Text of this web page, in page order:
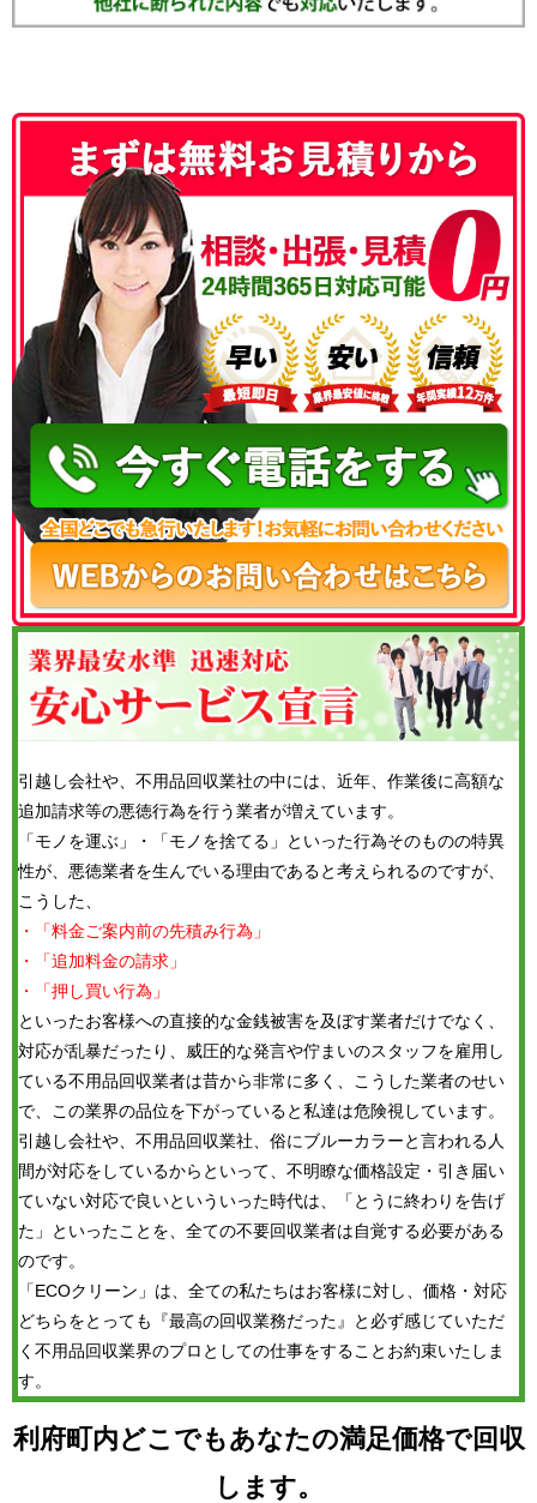
050-3186-4780
引越し会社や、不用品回収業社の中には、近年、作業後に高額な
追加請求等の悪徳行為を行う業者が増えています。
「モノを運ぶ」・「モノを捨てる」といった行為そのものの特異
性が、悪徳業者を生んでいる理由であると考えられるのですが、
こうした、
・「料金ご案内前の先積み行為」
・「追加料金の請求」
・「押し買い行為」
といったお客様への直接的な金銭被害を及ぼす業者だけでなく、
対応が乱暴だったり、威圧的な発言や佇まいのスタッフを雇用し
ている不用品回収業者は昔から非常に多く、こうした業者のせい
で、この業界の品位を下がっていると私達は危険視しています。
引越し会社や、不用品回収業社、俗にブルーカラーと言われる人
間が対応をしているからといって、不明瞭な価格設定・引き届い
ていない対応で良いといういった時代は、「とうに終わりを告げ
た」といったことを、全ての不要回収業者は自覚する必要がある
のです。
「ECOクリーン」は、全ての私たちはお客様に対し、価格・対応
どちらをとっても『最高の回収業務だった』と必ず感じていただ
く不用品回収業界のプロとしての仕事をすることお約束いたしま
す。
利府町内どこでもあなたの満足価格で回収
します。